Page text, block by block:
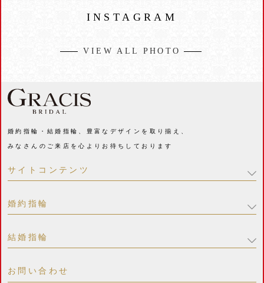
INSTAGRAM
VIEW ALL PHOTO
婚約指輪・結婚指輪、豊富なデザインを取り揃え、
みなさんのご来店を心よりお待ちしております
サイトコンテンツ
婚約指輪
結婚指輪
お問い合わせ